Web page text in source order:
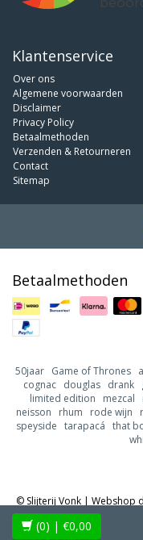
Klantenservice
Over ons
Algemene voorwaarden
Disclaimer
Privacy Policy
Betaalmethoden
Verzenden & Retourneren
Contact
Sitemap
Betaalmethoden
50jaar Game of Thrones
cognac douglas drank
limited edition
mezcal
neisson
rhum rode wijn
speyside tarapacá that
© Slijterij Vonk | Webshop
(0) | €0,00